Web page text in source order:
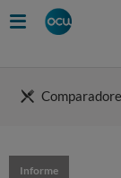
Informe